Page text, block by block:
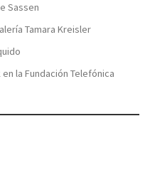
Sassen
Tamara Kreisler
la Fundación Telefónica